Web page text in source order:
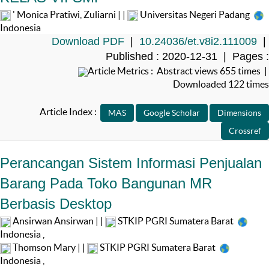
' Monica Pratiwi, Zuliarni | |
Universitas Negeri Padang
Indonesia
Download PDF 10.24036/et.v8i2.111009
Published : 2020-12-31 | Pages :
Article Metrics : Abstract views 655 times |
Downloaded 122 times
Article Index :
Perancangan Sistem Informasi Penjualan
Barang Pada Toko Bangunan MR
Berbasis Desktop
Ansirwan Ansirwan | |
STKIP PGRI Sumatera Barat
Indonesia
Thomson Mary | |
STKIP PGRI Sumatera Barat
Indonesia